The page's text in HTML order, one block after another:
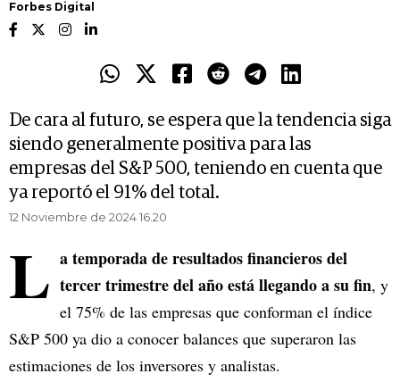
Forbes Digital
De cara al futuro, se espera que la tendencia siga
siendo generalmente positiva para las
empresas del S&P 500, teniendo en cuenta que
ya reportó el 91% del total.
12 Noviembre de 2024 16.20
L a temporada de resultados financieros del
tercer trimestre del año está llegando a su fin, y
el 75% de las empresas que conforman el índice
S&P 500 ya dio a conocer balances que superaron las
estimaciones de los inversores y analistas.